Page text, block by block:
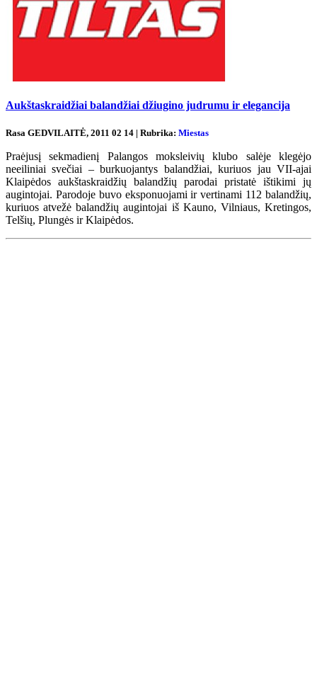
Aukštaskraidžiai balandžiai džiugino judrumu ir elegancija
Rasa GEDVILAITĖ, 2011 02 14 | Rubrika: Miestas
Praėjusį sekmadienį Palangos moksleivių klubo salėje klegėjo
neeiliniai svečiai – burkuojantys balandžiai, kuriuos jau VII-ajai
Klaipėdos aukštaskraidžių balandžių parodai pristatė ištikimi jų
augintojai. Parodoje buvo eksponuojami ir vertinami 112 balandžių,
kuriuos atvežė balandžių augintojai iš Kauno, Vilniaus, Kretingos,
Telšių, Plungės ir Klaipėdos.